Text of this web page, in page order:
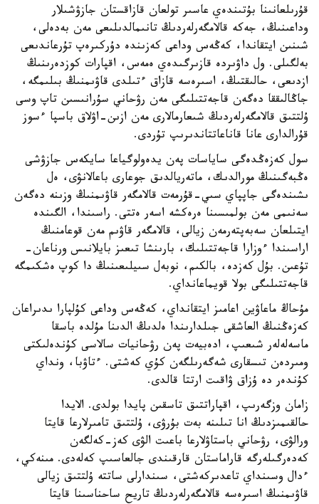
قۇرىلعانىنا بۇتىندەي عاسىر تولعان قازاقستان جازۋشىلار
وداعىنىڭ، جەكە قالامگەرلەردىڭ تانىمالدىلىعى مەن بەدەلى،
شىنىن ايتقاندا، كەڭەس وداعى كەزىندە دۇركىرەپ تۇرعاندىعى
بەلگىلى. ول داۋىردە قازىرگىدەي ەمەس، اقپارات كوزدەرىنىڭ
ازدىعى، حالىقتىڭ، اسىرەسە قازاق ءتىلدى قاۋىمنىڭ بىلىمگە،
جاڭالىققا دەگەن قاجەتتىلىگى مەن رۋحاني سۇرانىسىن تاپ وسى
ۇلتتىق قالامگەرلەردىڭ شىعارمالارى مەن ازىن-اۋلاق باسپا ءسوز
قۇرالدارى عانا قاناعاتتاندىرىپ تۇردى.
سول كەزەڭدەگى ساياسات پەن يدەولوگياعا سايكەس جازۋشى
ەڭبەگىنىڭ مورالدىك، ماتەريالدىق جوعارى باعالانۋى، ەل
ىشىندەگى جاپپاي سىي-قۇرمەت قالامگەر قاۋىمنىڭ وزىنە دەگەن
سەنىمى مەن بولمىسىنا ەرەكشە اسەر ەتتى. راسىندا، الگىندە
ايتىلعان سەبەپتەرمەن زيالى، قالامگەر قاۋىم مەن قوعامنىڭ
اراسىندا ءوزارا قاجەتتىلىك، بارىنشا تىعىز بايلانىس ورناعان-
تۇعىن. بۇل كەزدە، بالكىم، نوبەل سىيلىعىنىڭ دا كوپ ەشكىمگە
قاجەتتىلىگى بولا قويماعانداي.
مۇحاڭ ماعاۋين اعامىز ايتقانداي، كەڭەس وداعى كۇلپارا ىدىراعان
كەزەڭنىڭ العاشقى جىلدارىندا ەلدىڭ الدىنا مۇلدە باسقا
ماسەلەلەر شىعىپ، ادەبيەت پەن رۋحانيات سالاسى كۇندەلىكتى
ومىردەن تىسقارى شەگەرىلگەن كۇي كەشتى. ءتاۋبا، ونداي
كۇندەر دە ۇزاق ۋاقىت ارتتا قالدى.
زامان وزگەرىپ، اقپاراتتىق تاسقىن پايدا بولدى. الايدا
حالقىمىزدىڭ انا تىلىنە بەت بۇرۋى، ۇلتتىق تامىرلارعا قايتا
ورالۋى، رۋحاني باستاۋلارعا باعىت الۋى كەز-كەلگەن
كەدەرگىلەرگە قاراماستان قارقىندى جالعاسىپ كەلەدى. مىنەكي،
ءدال وسىنداي تاعدىركەشتى، سىندارلى ساتتە ۇلتتىق زيالى
قاۋىمنىڭ اسىرەسە قالامگەرلەردىڭ تاريح ساحناسىنا قايتا